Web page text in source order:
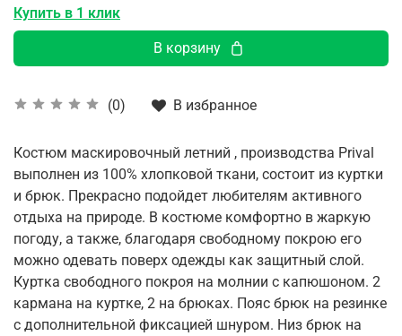
(0) В избранное
Купить в 1 клик
В корзину
Костюм маскировочный летний , производства Prival
выполнен из 100% хлопковой ткани, состоит из куртки
и брюк. Прекрасно подойдет любителям активного
отдыха на природе. В костюме комфортно в жаркую
погоду, а также, благодаря свободному покрою его
можно одевать поверх одежды как защитный слой.
Куртка свободного покроя на молнии с капюшоном. 2
кармана на куртке, 2 на брюках. Пояс брюк на резинке
с дополнительной фиксацией шнуром. Низ брюк на